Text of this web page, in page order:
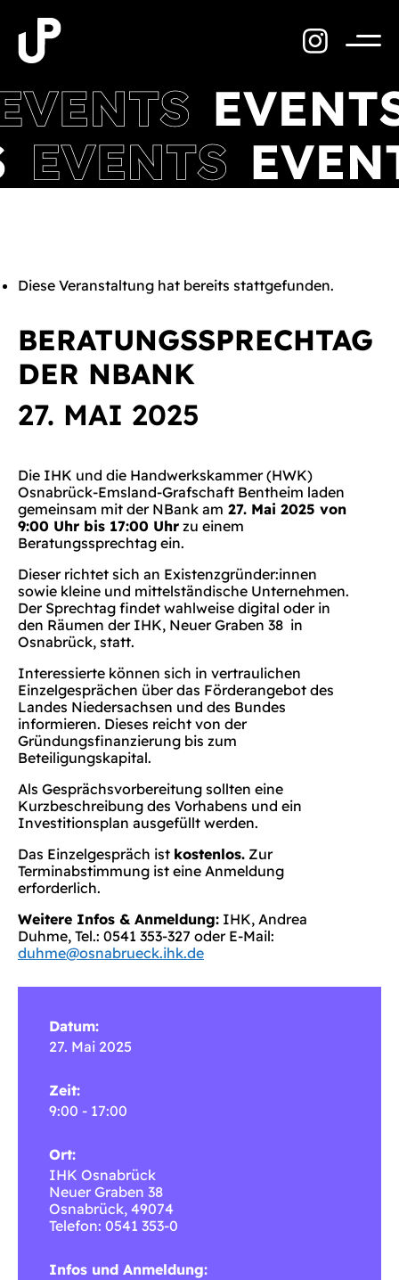
Inhalt
springen
Diese Veranstaltung hat bereits stattgefunden.
BERATUNGSSPRECHTAG
DER NBANK
27. MAI 2025
Die IHK und die Handwerkskammer (HWK)
Osnabrück-Emsland-Grafschaft Bentheim laden
gemeinsam mit der NBank am 27. Mai 2025 von
9:00 Uhr bis 17:00 Uhr zu einem
Beratungssprechtag ein.
Dieser richtet sich an Existenzgründer:innen
sowie kleine und mittelständische Unternehmen.
Der Sprechtag findet wahlweise digital oder in
den Räumen der IHK, Neuer Graben 38 in
Osnabrück, statt.
Interessierte können sich in vertraulichen
Einzelgesprächen über das Förderangebot des
Landes Niedersachsen und des Bundes
informieren. Dieses reicht von der
Gründungsfinanzierung bis zum
Beteiligungskapital.
Als Gesprächsvorbereitung sollten eine
Kurzbeschreibung des Vorhabens und ein
Investitionsplan ausgefüllt werden.
Das Einzelgespräch ist kostenlos. Zur
Terminabstimmung ist eine Anmeldung
erforderlich.
Weitere Infos & Anmeldung: IHK, Andrea
Duhme, Tel.: 0541 353-327 oder E-Mail:
duhme@osnabrueck.ihk.de
Datum:
27. Mai 2025
Zeit:
9:00 - 17:00
Ort:
IHK Osnabrück
Neuer Graben 38
Osnabrück, 49074
Telefon: 0541 353-0
Infos und Anmeldung: